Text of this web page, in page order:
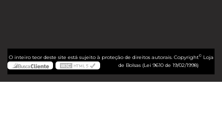
O inteiro teor deste site está sujeito à proteção de direitos autorais. Copyright©Loja
de Bolsas (Lei 9610 de 19/02/1998)